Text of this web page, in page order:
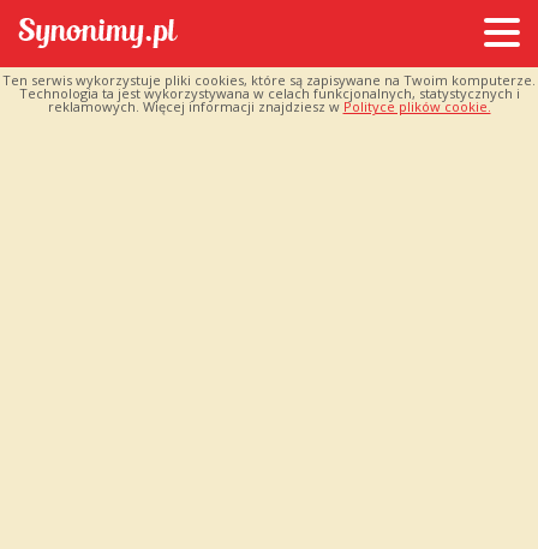
Ten serwis wykorzystuje pliki cookies, które są zapisywane na Twoim komputerze.
Technologia ta jest wykorzystywana w celach funkcjonalnych, statystycznych i
reklamowych. Więcej informacji znajdziesz w Polityce plików cookie.